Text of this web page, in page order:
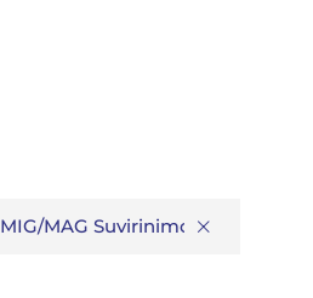
MIG/MAG Suvirinimo viela (GMAW)
×